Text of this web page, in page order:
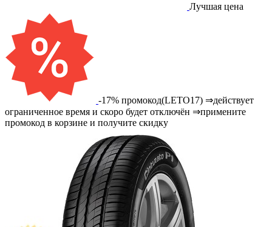
Лучшая цена
-17% промокод(LETO17) ⇒действует
ограниченное время и скоро будет отключён ⇒примените
промокод в корзине и получите скидку